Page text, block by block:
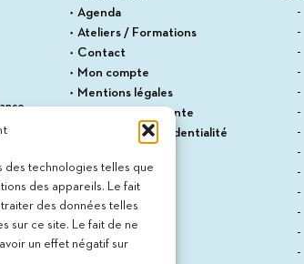
des technologies telles que
des appareils. Le fait
des données telles
sur ce site. Le fait de ne
un effet négatif sur
Agenda
Ateliers / Formations
Contact
Mon compte
Mentions légales
Conditions de vente
Politique de confidentialité